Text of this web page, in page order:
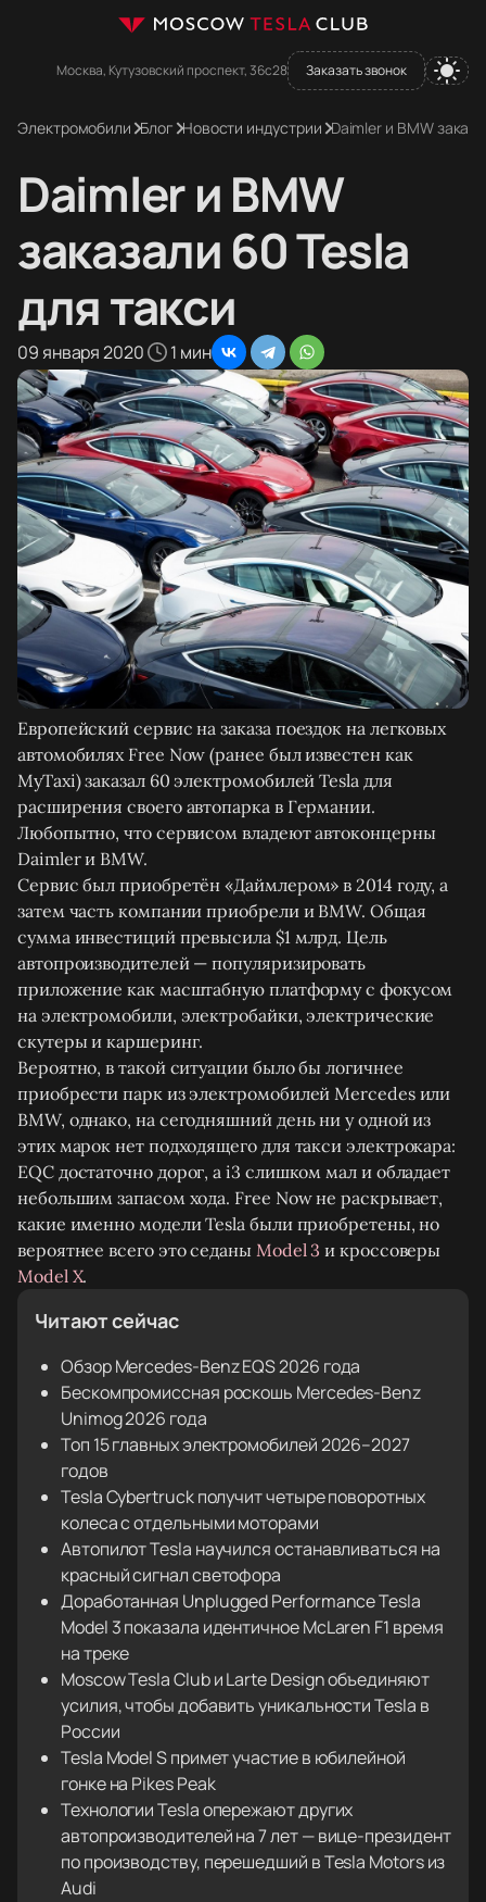
Москва, Кутузовский проспект, 36с28 Заказать звонок
Электромобили Блог Новости индустрии Daimler и BMW
Daimler и BMW
заказали 60 Tesla
для такси
09 января 2020 1 мин
Европейский сервис на заказа поездок на легковых
автомобилях Free Now (ранее был известен как
MyTaxi) заказал 60 электромобилей Tesla для
расширения своего автопарка в Германии.
Любопытно, что сервисом владеют автоконцерны
Daimler и BMW.
Сервис был приобретён «Даймлером» в 2014 году, а
затем часть компании приобрели и BMW. Общая
сумма инвестиций превысила $1 млрд. Цель
автопроизводителей — популяризировать
приложение как масштабную платформу с фокусом
на электромобили, электробайки, электрические
скутеры и каршеринг.
Вероятно, в такой ситуации было бы логичнее
приобрести парк из электромобилей Mercedes или
BMW, однако, на сегодняшний день ни у одной из
этих марок нет подходящего для такси электрокара:
EQC достаточно дорог, а i3 слишком мал и обладает
небольшим запасом хода. Free Now не раскрывает,
какие именно модели Tesla были приобретены, но
вероятнее всего это седаны Model 3 и кроссоверы
Model X.
Читают сейчас
Обзор Mercedes-Benz EQS 2026 года
Бескомпромиссная роскошь Mercedes-Benz
Unimog 2026 года
Топ 15 главных электромобилей 2026–2027
годов
Tesla Cybertruck получит четыре поворотных
колеса с отдельными моторами
Автопилот Tesla научился останавливаться на
красный сигнал светофора
Доработанная Unplugged Performance Tesla
Model 3 показала идентичное McLaren F1 время
на треке
Moscow Tesla Club и Larte Design объединяют
усилия, чтобы добавить уникальности Tesla в
России
Tesla Model S примет участие в юбилейной
гонке на Pikes Peak
Технологии Tesla опережают других
автопроизводителей на 7 лет — вице-президент
по производству, перешедший в Tesla Motors из
Audi